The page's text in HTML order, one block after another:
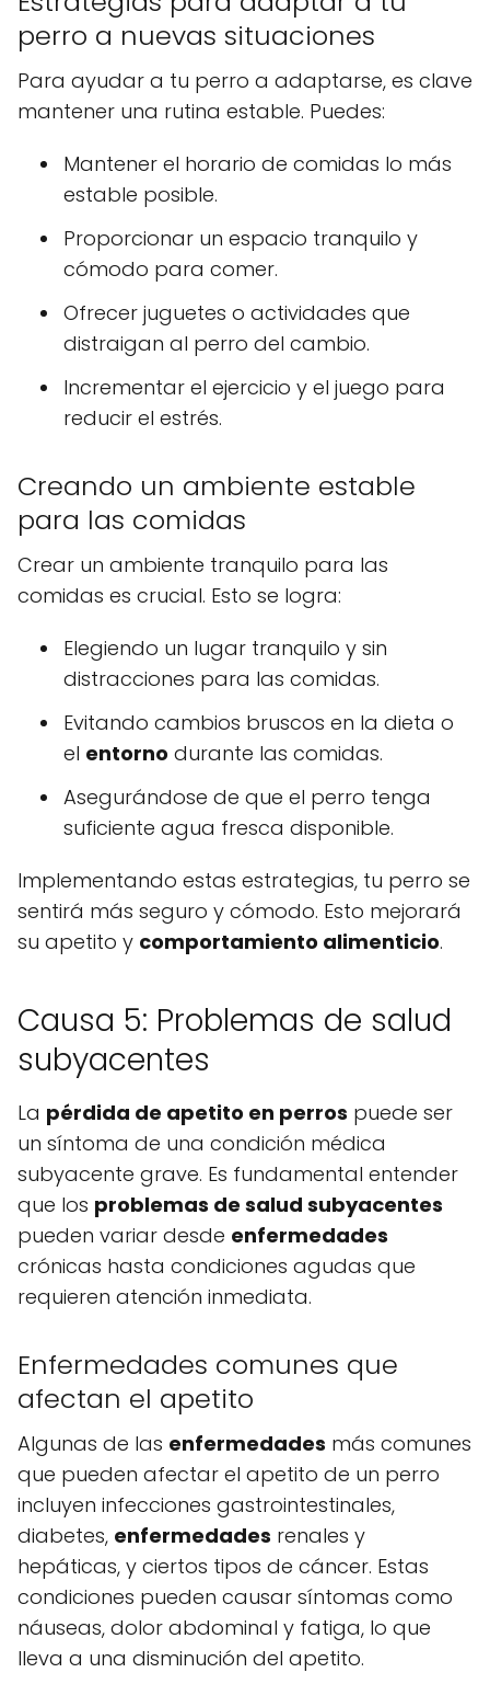
perro a nuevas situaciones
Para ayudar a tu perro a adaptarse, es clave
mantener una rutina estable. Puedes:
Mantener el horario de comidas lo más
estable posible.
Proporcionar un espacio tranquilo y
cómodo para comer.
Ofrecer juguetes o actividades que
distraigan al perro del cambio.
Incrementar el ejercicio y el juego para
reducir el estrés.
Creando un ambiente estable
para las comidas
Crear un ambiente tranquilo para las
comidas es crucial. Esto se logra:
Elegiendo un lugar tranquilo y sin
distracciones para las comidas.
Evitando cambios bruscos en la dieta o
el entorno durante las comidas.
Asegurándose de que el perro tenga
suficiente agua fresca disponible.
Implementando estas estrategias, tu perro se
sentirá más seguro y cómodo. Esto mejorará
su apetito y comportamiento alimenticio.
Causa 5: Problemas de salud
subyacentes
La pérdida de apetito en perros puede ser
un síntoma de una condición médica
subyacente grave. Es fundamental entender
que los problemas de salud subyacentes
pueden variar desde enfermedades
crónicas hasta condiciones agudas que
requieren atención inmediata.
Enfermedades comunes que
afectan el apetito
Algunas de las enfermedades más comunes
que pueden afectar el apetito de un perro
incluyen infecciones gastrointestinales,
diabetes, enfermedades renales y
hepáticas, y ciertos tipos de cáncer. Estas
condiciones pueden causar síntomas como
náuseas, dolor abdominal y fatiga, lo que
lleva a una disminución del apetito.